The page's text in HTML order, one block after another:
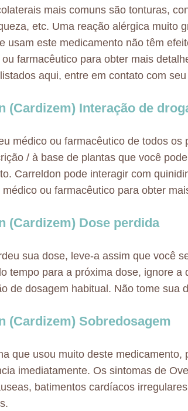
mais comuns são tonturas,
etc. Uma reação alérgica muito
usam este medicamento não têm
farmacêutico para obter mais
aqui, entre em contato com
(Cardizem) Interação de
médico ou farmacêutico de todos os
/ à base de plantas que você
Carreldon pode interagir com
ou farmacêutico para obter
(Cardizem) Dose perdida
sua dose, leve-a assim que você
tempo para a próxima dose, ignore a
de dosagem habitual. Não tome sua
(Cardizem) Sobredosagem
que usou muito deste medicamento,
imediatamente. Os sintomas de
batimentos cardíacos